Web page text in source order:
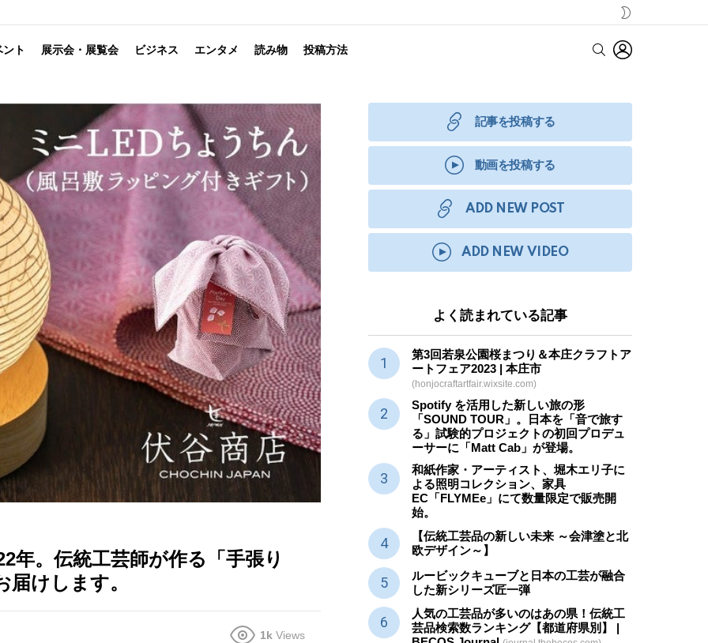
SKIN
ント 展示会・展覧会 ビジネス エンタメ 読み物 投稿方法 SEARCH
年。伝統工芸師が作る「手張り
けします。
1k Views
記事を投稿する
動画を投稿する
ADD NEW POST
ADD NEW VIDEO
よく読まれている記事
第3回若泉公園桜まつり＆本庄クラフトア
ートフェア2023 | 本庄市
(honjocraftartfair.wixsite.com)
Spotify を活用した新しい旅の形
「SOUND TOUR」。日本を「音で旅す
る」試験的プロジェクトの初回プロデュ
ーサーに「Matt Cab」が登場。
和紙作家・アーティスト、堀木エリ子に
よる照明コレクション、家具
EC「FLYMEe」にて数量限定で販売開
始。
【伝統工芸品の新しい未来 ～会津塗と北
欧デザイン～】
ルービックキューブと日本の工芸が融合
した新シリーズ匠一弾
人気の工芸品が多いのはあの県！伝統工
芸品検索数ランキング【都道府県別】 |